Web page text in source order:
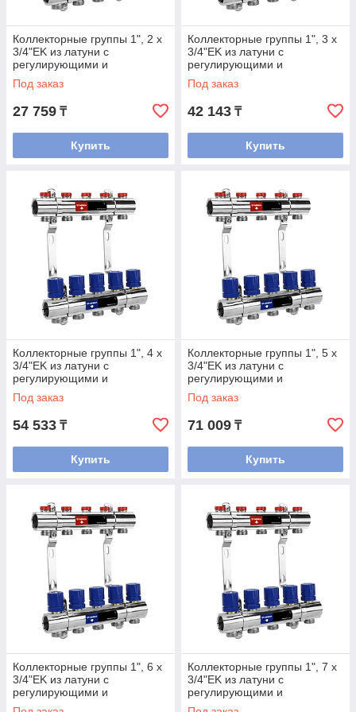
Коллекторные группы 1", 2 x
3/4"EK из латуни с
регулирующими и
балансировочными
клапанами
Под заказ
27 759 ₸
Купить
Коллекторные группы 1", 3 x
3/4"EK из латуни с
регулирующими и
балансировочными
клапанами
Под заказ
42 143 ₸
Купить
Коллекторные группы 1", 4 x
3/4"EK из латуни с
регулирующими и
балансировочными
клапанами
Под заказ
54 533 ₸
Купить
Коллекторные группы 1", 5 x
3/4"EK из латуни с
регулирующими и
балансировочными
клапанами
Под заказ
71 009 ₸
Купить
Коллекторные группы 1", 6 x
3/4"EK из латуни с
регулирующими и
балансировочными
Коллекторные группы 1", 7 x
3/4"EK из латуни с
регулирующими и
балансировочными